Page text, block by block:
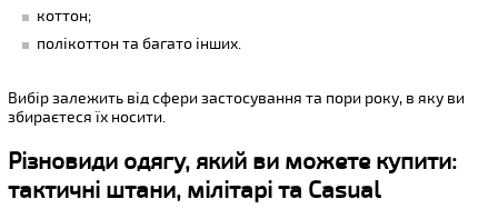
коттон;
полікоттон та багато інших.
Вибір залежить від сфери застосування та пори року, в яку ви
збираєтеся їх носити.
Різновиди одягу, який ви можете купити:
тактичні штани, мілітарі та Casual